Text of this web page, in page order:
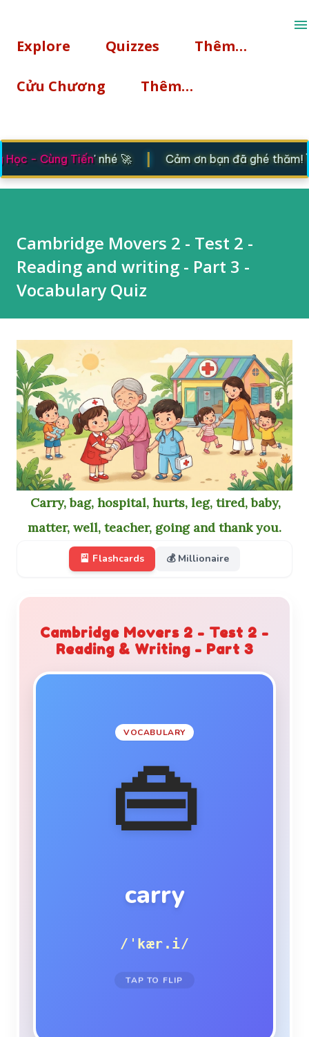
Explore Quizzes Thêm…
Cửu Chương Thêm…
- Cùng Tiến' nhé 🚀 Cảm ơn bạn đã ghé thăm!
Cambridge Movers 2 - Test 2 -
Reading and writing - Part 3 -
Vocabulary Quiz
Carry, bag, hospital, hurts, leg, tired, baby,
matter, well, teacher, going and thank you.
🎴 Flashcards 💰 Millionaire
Cambridge Movers 2 - Test 2 -
Reading & Writing - Part 3
VOCABULARY
👜
carry
/ˈkær.i/
TAP TO FLIP
To hold something and move
VN Translation
NEXT CARD ➔